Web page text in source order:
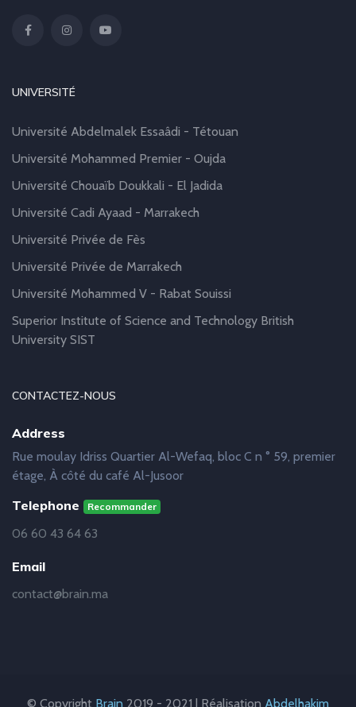
UNIVERSITÉ
Université Abdelmalek Essaâdi - Tétouan
Université Mohammed Premier - Oujda
Université Chouaïb Doukkali - El Jadida
Université Cadi Ayaad - Marrakech
Université Privée de Fès
Université Privée de Marrakech
Université Mohammed V - Rabat Souissi
Superior Institute of Science and Technology British
University SIST
CONTACTEZ-NOUS
Address
Rue moulay Idriss Quartier Al-Wefaq, bloc C n ° 59, premier
étage, À côté du café Al-Jusoor
Telephone Recommander
06 60 43 64 63
Email
contact@brain.ma
© Copyright Brain 2019 - 2021 | Réalisation Abdelhakim